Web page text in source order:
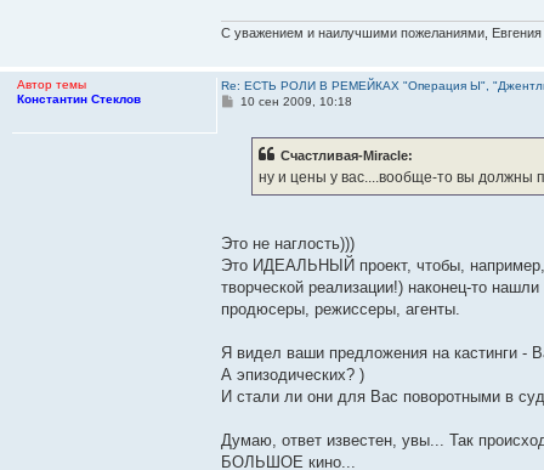
и
С уважением и наилучшими пожеланиями, Евгения
Автор темы
Константин Стеклов
Re: ЕСТЬ РОЛИ В РЕМЕЙКАХ "Операция Ы",
С10 сен 2009, 10:18
Счастливая-Miracle:
ну и цены у вас....вообще-то вы должны
Это не наглость)))
Это ИДЕАЛЬНЫЙ проект, чтобы,
творческой реализации!) наконец-то
продюсеры, режиссеры, агенты.
Я видел ваши предложения на кастинги
А эпизодических? )
И стали ли они для Вас поворотными в
Думаю, ответ известен, увы... Так
БОЛЬШОЕ кино...